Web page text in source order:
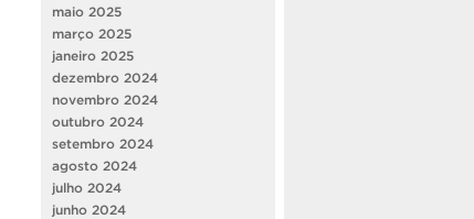
maio 2025
março 2025
janeiro 2025
dezembro 2024
novembro 2024
outubro 2024
setembro 2024
agosto 2024
julho 2024
junho 2024